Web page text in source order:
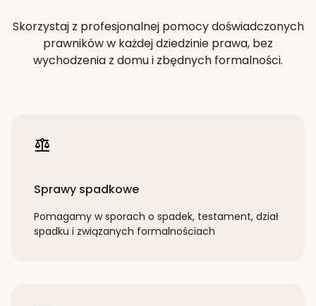
Skorzystaj z profesjonalnej pomocy doświadczonych
prawników w każdej dziedzinie prawa, bez
wychodzenia z domu i zbędnych formalności.
Sprawy spadkowe
Pomagamy w sporach o spadek, testament, dział
spadku i związanych formalnościach